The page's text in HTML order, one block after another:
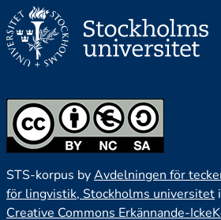
STS-korpus byAvdelningen för
för lingvistik, Stockholms universitet
Creative Commons Erkännande-